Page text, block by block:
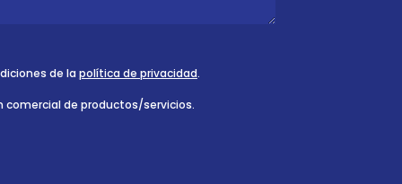
de la política de privacidad.
comercial de productos/servicios.